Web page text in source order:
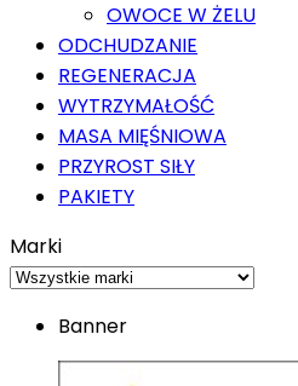
OWOCE W ŻELU
ODCHUDZANIE
REGENERACJA
WYTRZYMAŁOŚĆ
MASA MIĘŚNIOWA
PRZYROST SIŁY
PAKIETY
Marki
Banner